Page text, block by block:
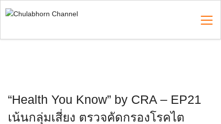
to
“Health You Know” by CRA – EP21
เน้นกลุ่มเสี่ยง ตรวจคัดกรองโรคไต